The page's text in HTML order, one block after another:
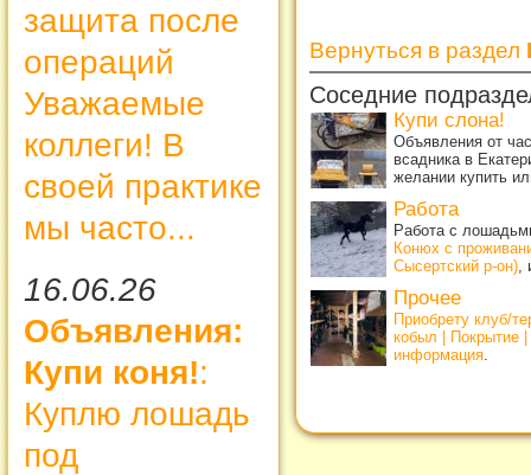
защита после
операций
Уважаемые
коллеги! В
своей практике
мы часто...
16.06.26
Объявления:
Купи коня!:
Куплю лошадь
под
Вернуться в раздел
Соседние
Купи слона!
Объявления от
всадника в
желании купить
Работа
Работа с
Конюх с
Сысертский р-он)
Прочее
Приобрету клуб/
кобыл | Покрытие
информация